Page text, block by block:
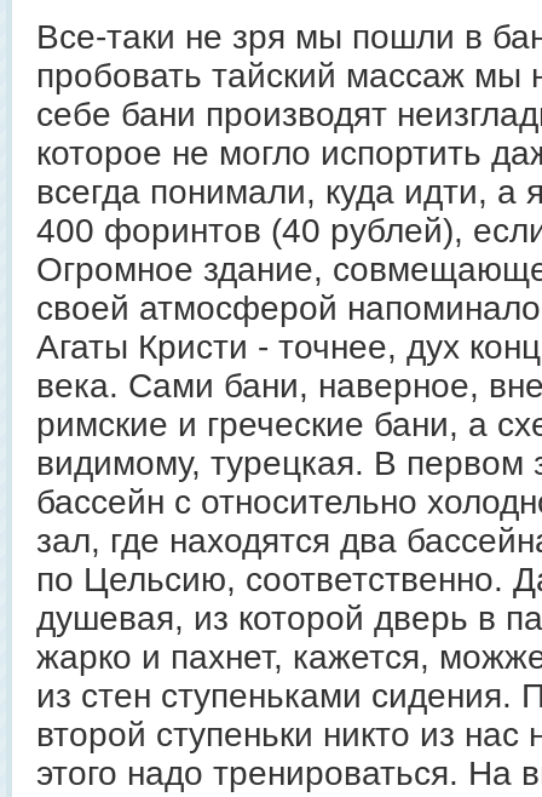
Все-таки не зря мы пошли в
пробовать тайский массаж мы
себе бани производят
которое не могло испортить
всегда понимали, куда идти, а
400 форинтов (40 рублей),
Огромное здание,
своей атмосферой
Агаты Кристи - точнее, дух
века. Сами бани, наверное,
римские и греческие бани, а
видимому, турецкая. В первом
бассейн с относительно
зал, где находятся два
по Цельсию, соответственно.
душевая, из которой дверь в
жарко и пахнет, кажется,
из стен ступеньками сидения.
второй ступеньки никто из
этого надо тренироваться. На